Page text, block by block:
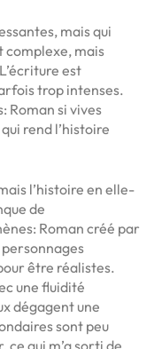
mais qui
complexe, mais
est
trop intenses.
Roman si vives
rend l’histoire
l’histoire en elle-
de
Roman créé par
être réalistes.
une fluidité
dégagent une
sont peu
qui m’a sorti de